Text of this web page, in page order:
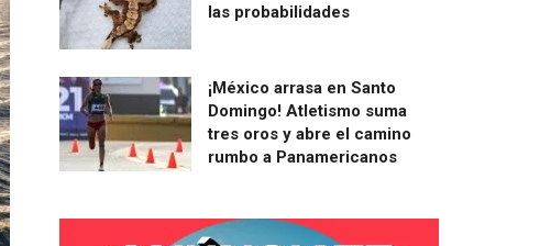
las probabilidades
¡México arrasa en Santo
Domingo! Atletismo suma
tres oros y abre el camino
rumbo a Panamericanos